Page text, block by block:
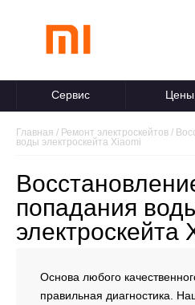
Сервис Цены
Главная / Ремонт электроскейтов /
воды электроскейта Xiaomi
попадания
электроскейта
Основа любого
правильная диагностика.